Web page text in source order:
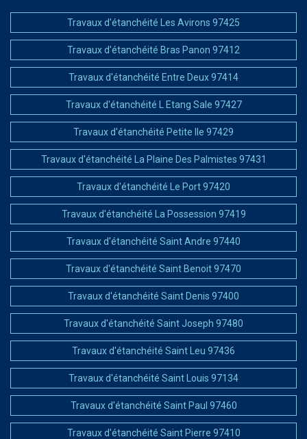
Travaux d'étanchéité Les Avirons 97425
Travaux d'étanchéité Bras Panon 97412
Travaux d'étanchéité Entre Deux 97414
Travaux d'étanchéité L Etang Sale 97427
Travaux d'étanchéité Petite Ile 97429
Travaux d'étanchéité La Plaine Des Palmistes 97431
Travaux d'étanchéité Le Port 97420
Travaux d'étanchéité La Possession 97419
Travaux d'étanchéité Saint Andre 97440
Travaux d'étanchéité Saint Benoit 97470
Travaux d'étanchéité Saint Denis 97400
Travaux d'étanchéité Saint Joseph 97480
Travaux d'étanchéité Saint Leu 97436
Travaux d'étanchéité Saint Louis 97134
Travaux d'étanchéité Saint Paul 97460
Travaux d'étanchéité Saint Pierre 97410